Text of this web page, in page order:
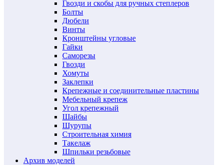
Гвозди и скобы для ручных степлеров
Болты
Дюбели
Винты
Кронштейны угловые
Гайки
Саморезы
Гвозди
Хомуты
Заклепки
Крепежные и соединительные пластины
Мебельный крепеж
Угол крепежный
Шайбы
Шурупы
Строительная химия
Такелаж
Шпильки резьбовые
Архив моделей